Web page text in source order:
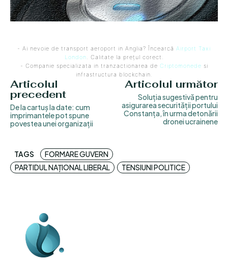
- Ai nevoie de transport aeroport in Anglia? Încearcă Airport Taxi
London. Calitate la prețul corect.
- Companie specializata in tranzactionarea de Criptomonede si
infrastructura blockchain.
Articolul
precedent
De la cartuș la date: cum
imprimantele pot spune
povestea unei organizații
Articolul următor
Soluția sugestivă pentru
asigurarea securității portului
Constanța, în urma detonării
dronei ucrainene
TAGS
FORMARE GUVERN
PARTIDUL NAȚIONAL LIBERAL
TENSIUNI POLITICE